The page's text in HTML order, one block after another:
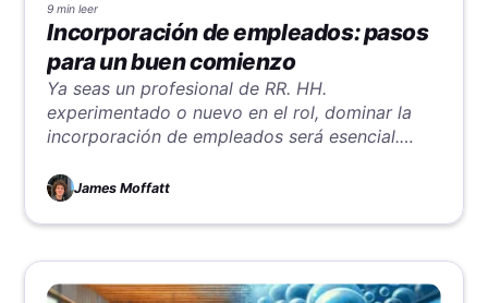
9 min leer
Incorporación de empleados: pasos
para un buen comienzo
Ya seas un profesional de RR. HH.
experimentado o nuevo en el rol, dominar la
incorporación de empleados será esencial.
empresa aprendiendo estos pasos clave.
James Moffatt